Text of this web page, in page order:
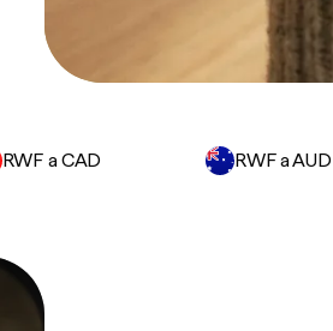
RWF a CAD RWF a AUD